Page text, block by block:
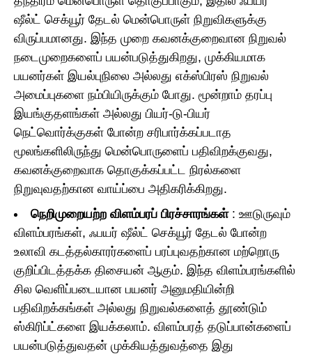
ஷீல்ட் செக்யூர் தேடல் மென்பொருள் நிறுவிகளுக்கு
விருப்பமானது. இந்த முறை கவனக்குறைவான நிறுவல்
நடைமுறைகளைப் பயன்படுத்துகிறது, முக்கியமாக
பயனர்கள் இயல்புநிலை அல்லது எக்ஸ்பிரஸ் நிறுவல்
அமைப்புகளை நம்பியிருக்கும் போது. மூன்றாம் தரப்பு
இயங்குதளங்கள் அல்லது பியர்-டு-பியர்
நெட்வொர்க்குகள் போன்ற சரிபார்க்கப்படாத
மூலங்களிலிருந்து மென்பொருளைப் பதிவிறக்குவது,
கவனக்குறைவாக தொகுக்கப்பட்ட நிரல்களை
நிறுவுவதற்கான வாய்ப்பை அதிகரிக்கிறது.
நெறிமுறையற்ற விளம்பரப் பிரச்சாரங்கள்: ஊடுருவும்
விளம்பரங்கள், ஃபயர் ஷீல்ட் செக்யூர் தேடல் போன்ற
உலாவி கடத்தல்காரர்களைப் பரப்புவதற்கான மற்றொரு
குறிப்பிடத்தக்க திசையன் ஆகும். இந்த விளம்பரங்களில்
சில வெளிப்படையான பயனர் அனுமதியின்றி
பதிவிறக்கங்கள் அல்லது நிறுவல்களைத் தூண்டும்
ஸ்கிரிப்ட்களை இயக்கலாம். விளம்பரத் தடுப்பான்களைப்
பயன்படுத்துவதன் முக்கியத்துவத்தை இது